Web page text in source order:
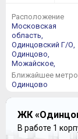
Расположение
Московская
область,
Одинцовский Г/О,
Одинцово,
Можайское,
Ближайшее метро
Одинцово
ЖК
В работе 1